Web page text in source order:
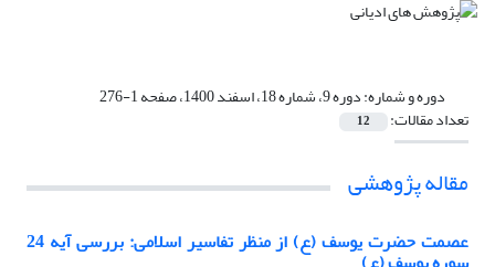
دوره و شماره:دوره 9، شماره 18، اسفند 1400، صفحه 1-276
تعداد مقالات: 12
مقاله پژوهشی
عصمت حضرت یوسف (ع) از منظر تفاسیر اسلامی: بررسی آیه 24